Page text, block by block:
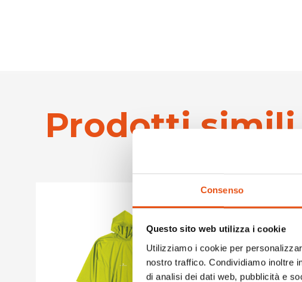
Consenso
Questo sito web utilizza i cookie
Utilizziamo i cookie per
nostro traffico. Condividiamo inoltre
di analisi dei dati web, pubblicità e
Prodotti simili